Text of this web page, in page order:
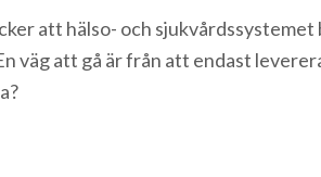
att hälso- och
väg att gå är från att endast